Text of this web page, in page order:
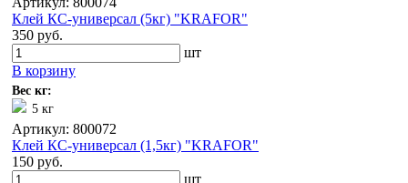
Клей КС-универсал (5кг) "KRAFOR"
350 руб.
шт
В корзину
Вес кг:
5 кг
Артикул: 800072
Клей КС-универсал (1,5кг) "KRAFOR"
150 руб.
шт